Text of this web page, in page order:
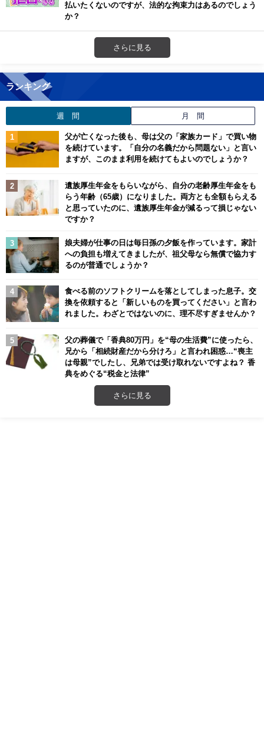
払いたくないのですが、法的な拘束力はあるのでしょう
か？
さらに見る
ランキング
週 間 月 間
父が亡くなった後も、母は父の「家族カード」で買い物
を続けています。「自分の名義だから問題ない」と言い
ますが、このまま利用を続けてもよいのでしょうか？
遺族厚生年金をもらいながら、自分の老齢厚生年金をも
らう年齢（65歳）になりました。両方とも全額もらえる
と思っていたのに、遺族厚生年金が減るって損じゃない
ですか？
娘夫婦が仕事の日は毎日孫の夕飯を作っています。家計
への負担も増えてきましたが、祖父母なら無償で協力す
るのが普通でしょうか？
食べる前のソフトクリームを落としてしまった息子。交
換を依頼すると「新しいものを買ってください」と言わ
れました。わざとではないのに、理不尽すぎませんか？
父の葬儀で「香典80万円」を“母の生活費”に使ったら、
兄から「相続財産だから分けろ」と言われ困惑…“喪主
は母親”でしたし、兄弟では受け取れないですよね？ 香
典をめぐる“税金と法律”
さらに見る